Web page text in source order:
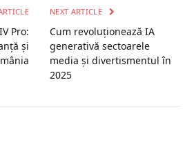
Pro:
și
NEXT ARTICLE
Cum revoluţionează IA
generativă sectoarele
media şi divertismentul în
2025